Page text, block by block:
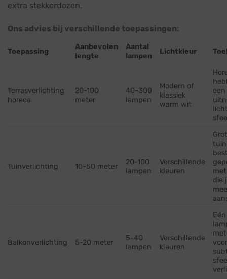
extra stekkerdozen.
Ons advies bij verschillende toepassingen:
Toepassing
Aanbevolen
lengte
Aantal
lampen
Lichtkleur
Terrasverlichting
horeca
20-100
meter
40-300
lampen
Modern of
klassiek
warm wit
Tuinverlichting 10-50 meter
20-100
lampen
Verschillende
kleuren
die
Balkonverlichting 5-20 meter
5-40
lampen
Verschillende
kleuren